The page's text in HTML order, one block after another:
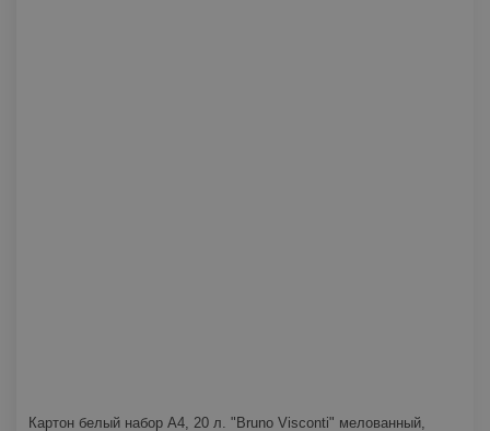
Картон белый набор А4, 20 л. "Bruno Visconti" мелованный,